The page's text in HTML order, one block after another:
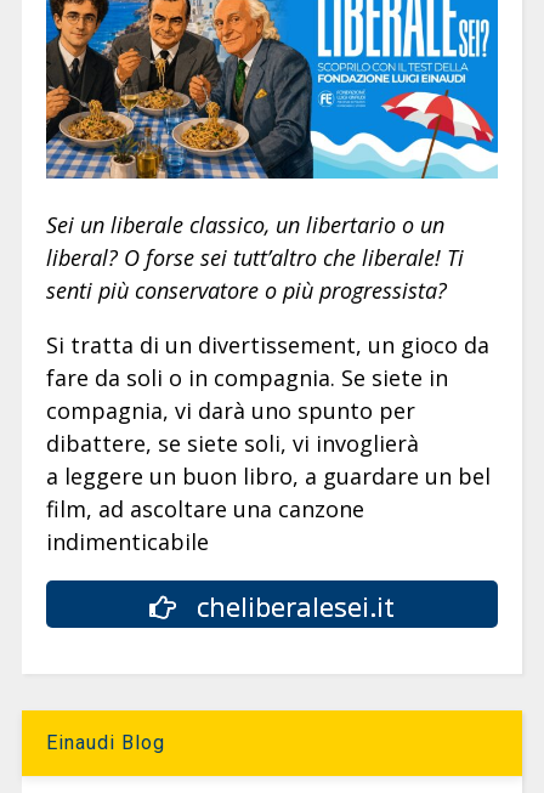
Sei un liberale classico, un libertario o un
liberal? O forse sei tutt’altro che liberale! Ti
senti più conservatore o più progressista?
Si tratta di un divertissement, un gioco da
fare da soli o in compagnia. Se siete in
compagnia, vi darà uno spunto per
dibattere, se siete soli, vi invoglierà
a leggere un buon libro, a guardare un bel
film, ad ascoltare una canzone
indimenticabile
cheliberalesei.it
Einaudi Blog